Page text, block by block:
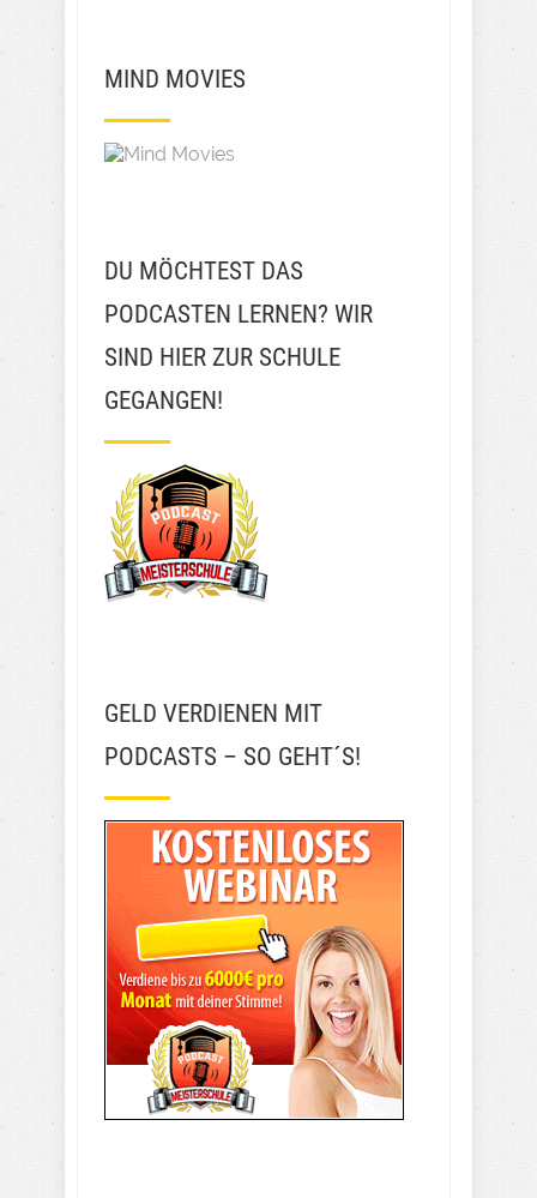
MIND MOVIES
DU MÖCHTEST DAS
PODCASTEN LERNEN? WIR
SIND HIER ZUR SCHULE
GEGANGEN!
GELD VERDIENEN MIT
PODCASTS – SO GEHT´S!